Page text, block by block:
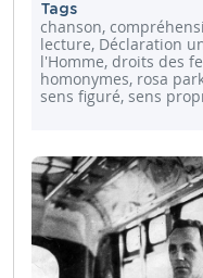
Tags
chanson,
lecture, Déclaration
l'Homme, droits des
homonymes, rosa
sens figuré, sens